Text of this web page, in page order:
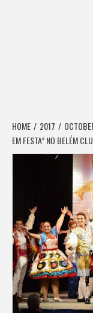
HOME 2017
EM FESTA” NO BELÉM